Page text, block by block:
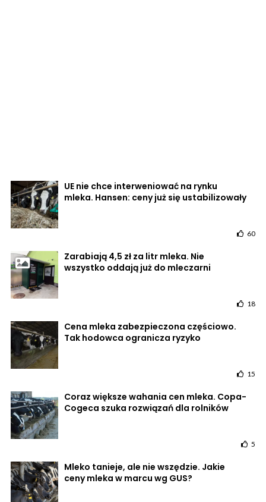
UE nie chce interweniować na rynku
mleka. Hansen: ceny już się ustabilizowały
60
Zarabiają 4,5 zł za litr mleka. Nie
wszystko oddają już do mleczarni
18
Cena mleka zabezpieczona częściowo.
Tak hodowca ogranicza ryzyko
15
Coraz większe wahania cen mleka. Copa-
Cogeca szuka rozwiązań dla rolników
5
Mleko tanieje, ale nie wszędzie. Jakie
ceny mleka w marcu wg GUS?